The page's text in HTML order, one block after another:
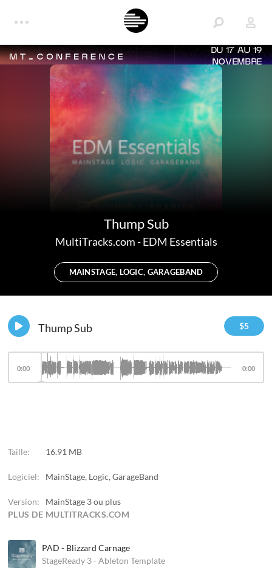
DU 17 AU 19
NOVEMBRE
Thump Sub
MultiTracks.com-EDM Essentials
MAINSTAGE, LOGIC, GARAGEBAND
Taille: 16.91 MB
Logiciel: MainStage, Logic, GarageBand
Version:
MainStage 3 ou plus
PLUS DE MULTITRACKS.COM
PAD - Blizzard Carnage
StageReady 3 - Ableton Template
$5
Thump Sub
0:00 0:00